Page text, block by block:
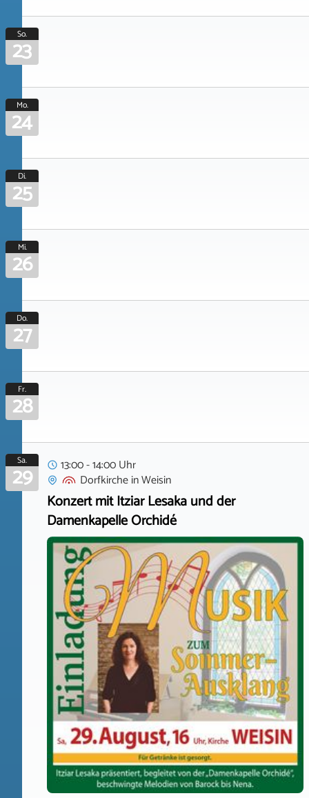
So.
23
Mo.
24
Di.
25
Mi.
26
Do.
27
Fr.
28
Sa.
29
13:00 - 14:00 Uhr
DorfkircheinWeisin
Konzert mit Itziar Lesaka und der
Damenkapelle Orchidé